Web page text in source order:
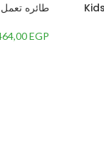
طائره
EGP